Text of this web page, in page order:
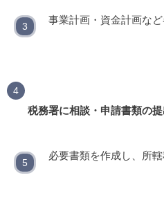
事業計画・資金計画な
税務署に相談・申請書類の提
必要書類を作成し、所